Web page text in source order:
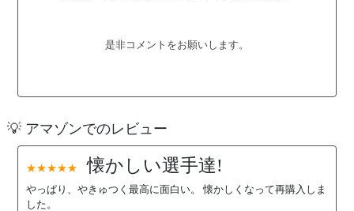
是非コメントをお願いします。
💡 アマゾンでのレビュー
★★★★★ 懐かしい選手達!
やっぱり、やきゅつく最高に面白い。 懐かしくなって再購入しま
した。